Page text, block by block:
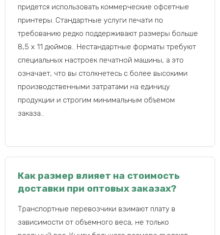
придется использовать коммерческие офсетные
принтеры. Стандартные услуги печати по
требованию редко поддерживают размеры больше
8,5 x 11 дюймов.. Нестандартные форматы требуют
специальных настроек печатной машины, а это
означает, что вы столкнетесь с более высокими
производственными затратами на единицу
продукции и строгим минимальным объемом
заказа..
Как размер влияет на стоимость
доставки при оптовых заказах?
Транспортные перевозчики взимают плату в
зависимости от объемного веса, не только